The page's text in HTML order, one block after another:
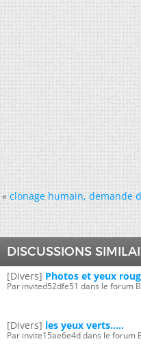
« clonage humain, demande
DISCUSSIONS
[Divers] Photos et yeux
Par invited52dfe51 dans le forum
[Divers] les yeux verts.....
Par invite15ae6e4d dans le forum